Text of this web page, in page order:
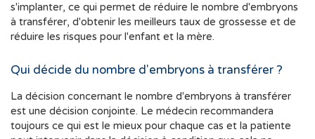
s'implanter, ce qui permet de réduire le nombre d'embryons
à transférer, d'obtenir les meilleurs taux de grossesse et de
réduire les risques pour l'enfant et la mère.
Qui décide du nombre d'embryons à transférer ?
La décision concernant le nombre d'embryons à transférer
est une décision conjointe. Le médecin recommandera
toujours ce qui est le mieux pour chaque cas et la patiente